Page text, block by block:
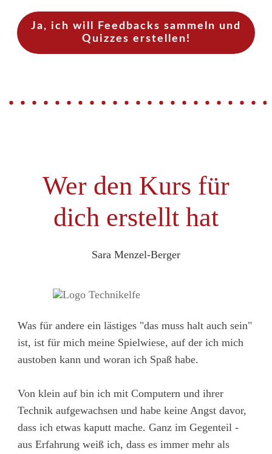
Ja, ich will Feedbacks sammeln und
Quizzes erstellen!
Wer den Kurs für
dich erstellt hat
Was für andere ein lästiges "das muss halt auch sein"
ist, ist für mich meine Spielwiese, auf der ich mich
austoben kann und woran ich Spaß habe.
Von klein auf bin ich mit Computern und ihrer
Technik aufgewachsen und habe keine Angst davor,
dass ich etwas kaputt mache. Ganz im Gegenteil -
aus Erfahrung weiß ich, dass es immer mehr als
Sara Menzel-Berger